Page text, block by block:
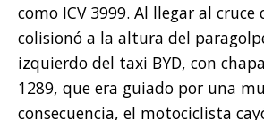
como ICV 3999. Al llegar al cruce
colisionó a la altura del
izquierdo del taxi BYD, con
1289, que era guiado por una
consecuencia, el motociclista